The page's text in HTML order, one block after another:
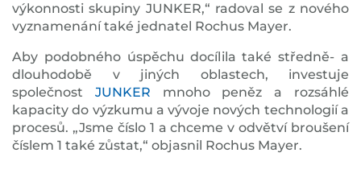
výkonnosti skupiny JUNKER,“ radoval se z nového
vyznamenání také jednatel Rochus Mayer.
Aby podobného úspěchu docílila také středně- a
dlouhodobě v jiných oblastech, investuje
společnost JUNKER mnoho peněz a rozsáhlé
kapacity do výzkumu a vývoje nových technologií a
procesů. „Jsme číslo 1 a chceme v odvětví broušení
číslem 1 také zůstat,“ objasnil Rochus Mayer.